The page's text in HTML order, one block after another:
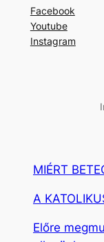
e
s
Facebook
Youtube
Instagram
MIÉRT
A
Előre